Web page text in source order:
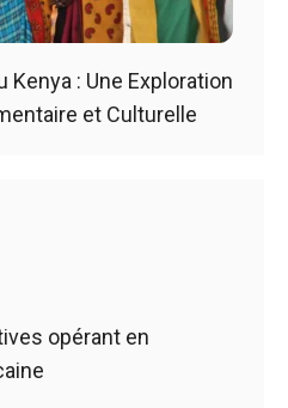
Kenya : Une Exploration
et Culturelle
opérant en